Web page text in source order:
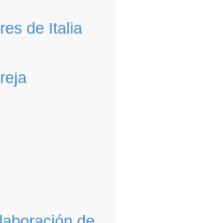
de Italia